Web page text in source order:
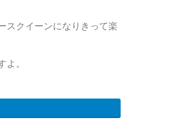
スクイーンになりきって楽
。